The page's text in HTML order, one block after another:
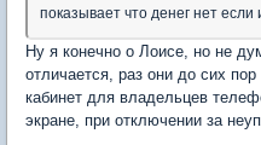
показывает что денег нет если
Ну я конечно о Лоисе, но не
отличается, раз они до сих
кабинет для владельцев
экране, при отключении за